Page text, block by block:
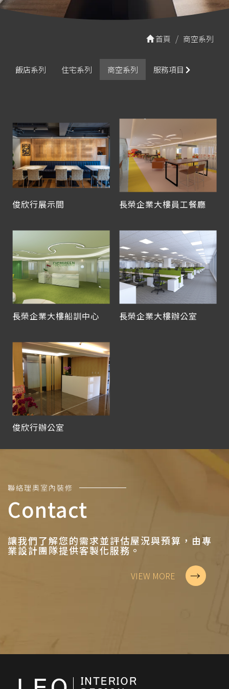
飯店系列 住宅系列 商空系列 服務項目
首頁 商空系列
俊欣行展示間 長榮企業大樓員工餐廳
長榮企業大樓船訓中心 長榮企業大樓辦公室
俊欣行辦公室
聯絡理奧室內裝修
Contact
讓我們了解您的需求並評估屋況與預算，由專
業設計團隊提供客製化服務。
VIEW MORE →